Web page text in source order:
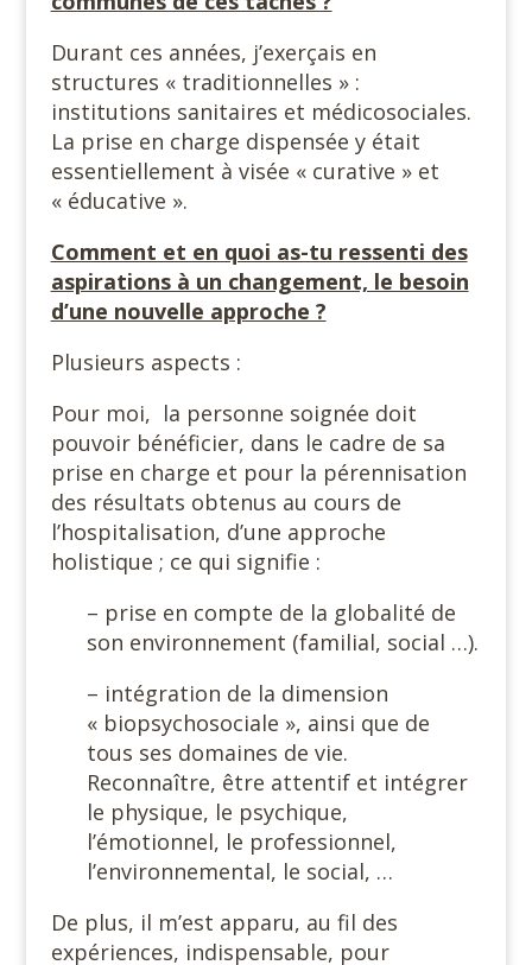
Durant ces années, j’exerçais en
structures « traditionnelles » :
institutions sanitaires et médicosociales.
La prise en charge dispensée y était
essentiellement à visée « curative » et
« éducative ».
Comment et en quoi as-tu ressenti des
aspirations à un changement, le besoin
d’une nouvelle approche ?
Plusieurs aspects :
Pour moi, la personne soignée doit
pouvoir bénéficier, dans le cadre de sa
prise en charge et pour la pérennisation
des résultats obtenus au cours de
l’hospitalisation, d’une approche
holistique ; ce qui signifie :
– prise en compte de la globalité de
son environnement (familial, social …).
– intégration de la dimension
« biopsychosociale », ainsi que de
tous ses domaines de vie.
Reconnaître, être attentif et intégrer
le physique, le psychique,
l’émotionnel, le professionnel,
l’environnemental, le social, …
De plus, il m’est apparu, au fil des
expériences, indispensable, pour